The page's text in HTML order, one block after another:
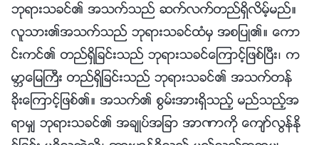
ဘုရားသခင္၏ အသက္သည္ ဆက္လက္တည္ရွိလိမ့္မည္။
လူသား၏အသက္သည္ ဘုရားသခင္ထံမွ အစျပဳ၏။ ေကာ
င္းကင္၏ တည္ရွိျခင္းသည္ ဘုရားသခင္ေၾကာင့္ျဖစ္ၿပီး၊ က
မာၻေျမႀကီး တည္ရွိျခင္းသည္ ဘုရားသခင္၏ အသက္တန္
ခိုးေၾကာင့္ျဖစ္၏။ အသက္၏ စြမ္းအားရွိသည့္ မည္သည့္အ
ရာမွ် ဘုရားသခင္၏ အခ်ဳပ္အျခာ အာဏာကို ေက်ာ္လြန္ႏို